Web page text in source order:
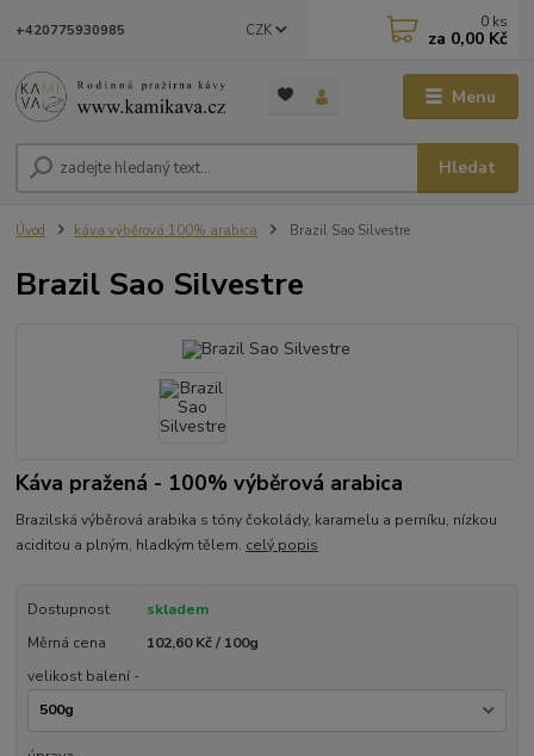
Menu
CZK
Hledat
+420775930985 0 ks
za 0,00 Kč
Úvod káva výběrová 100% arabica Brazil Sao Silvestre
Brazil Sao Silvestre
Káva pražená - 100% výběrová arabica
Brazilská výběrová arabika s tóny čokolády, karamelu a perníku, nízkou
aciditou a plným, hladkým tělem. celý popis
Dostupnost
skladem
Měrná cena
102,60 Kč / 100g
velikost balení -